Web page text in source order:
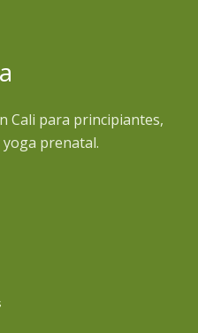
Cali para principiantes,
prenatal.